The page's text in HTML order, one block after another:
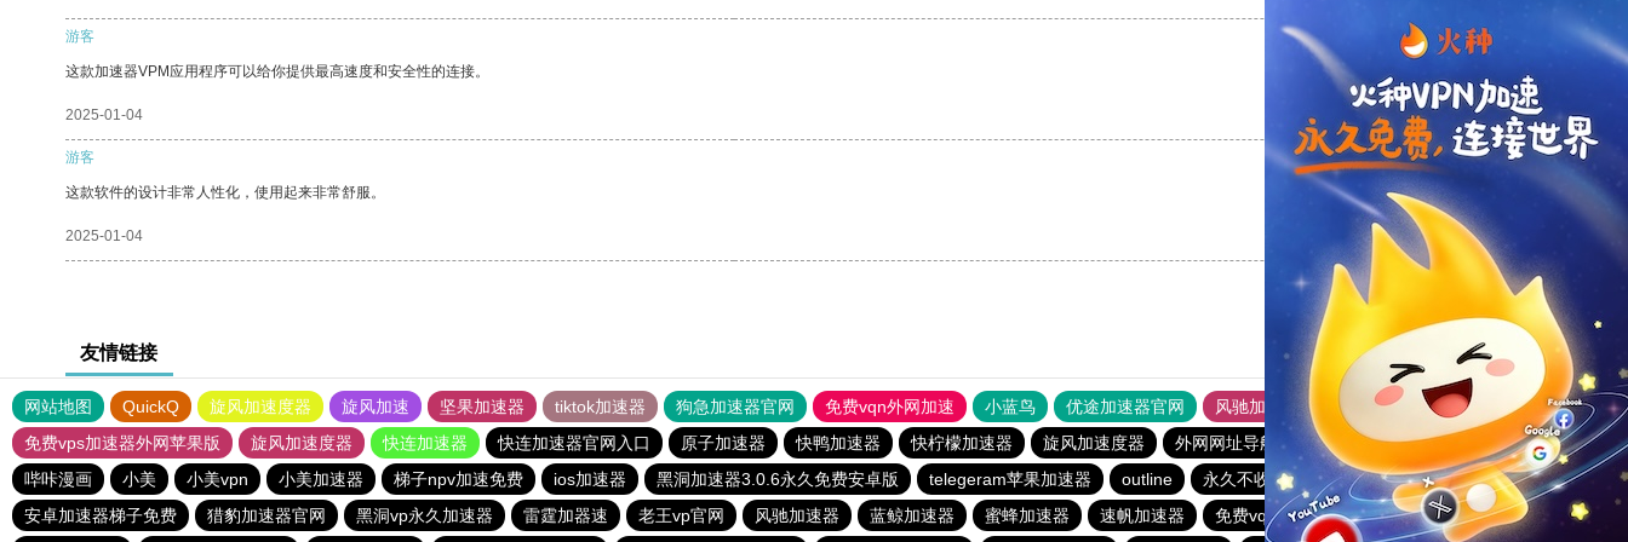
游客
这款加速器VPM应用程序可以给你提供最高速度和安全性的连接。
2025-01-04 支持 [0] 反对 [0]
游客
这款软件的设计非常人性化，使用起来非常舒服。
2025-01-04 支持
友情链接
网站地图 QuickQ 旋风加速度器 旋风加速 坚果加速器 tiktok加速器 狗急加速器官网 免费vqn外网加速 小蓝鸟 优途加速器官网 风驰加速器
旋风加速器
免费vps加速器外网苹果版
旋风加速度器 快连加速器 快连加速器官网入口 原子加速器 快鸭加速器 快柠檬加速器 旋风加速度器 外网网址导航 软件中心 雷霆加速
狂飙加速器
哔咔漫画
小美 小美vpn 小美加速器 梯子npv加速免费 ios加速器 黑洞加速器3.0.6永久免费安卓版 telegeram苹果加速器 outline 永久不收费的vp加速器2023
旋风加速度器
安卓加速器梯子免费
猎豹加速器官网 黑洞vp永久加速器 雷霆加器速 老王vp官网 风驰加速器 蓝鲸加速器 蜜蜂加速器 速帆加速器 免费vqn加速外网
梯子免费加速器永久免费版